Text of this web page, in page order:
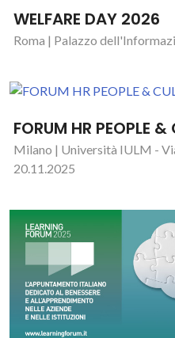
WELFARE DAY 2026
Roma | Palazzo
FORUM HR PEOPLE
Milano | Università IULM -
20.11.2025